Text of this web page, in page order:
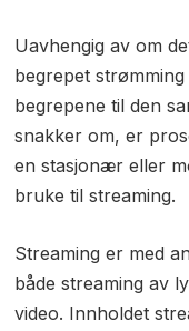
Uavhengig av om
begrepet
begrepene til den
snakker om, er
en stasjonær eller
bruke til streaming.
Streaming er med
både streaming av
video. Innholdet